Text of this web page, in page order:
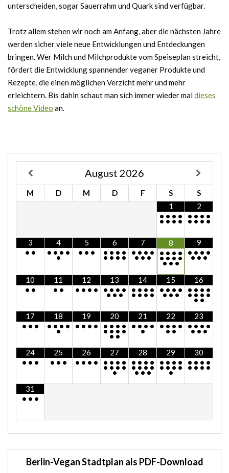
unterscheiden, sogar Sauerrahm und Quark sind verfügbar.
Trotz allem stehen wir noch am Anfang, aber die nächsten Jahre
werden sicher viele neue Entwicklungen und Entdeckungen
bringen. Wer Milch und Milchprodukte vom Speiseplan streicht,
fördert die Entwicklung spannender veganer Produkte und
Rezepte, die einen möglichen Verzicht mehr und mehr
erleichtern. Bis dahin schaut man sich immer wieder maldieses
schöne Video an.
August 2026
M D M D F S
S
1
• • • •
• • • •
2
• • • •
• • • •
3
• •
4
• • • •
•
5
• • •
6
• • • •
• • • •
7
• • • •
•••
8
• • • •
• • • •
•••
9
• • • •
•••
10
• •
11
• •
12
• • • •
13
• • • •
•••
14
• • • •
• • • •
15
• • • •
•••
16
• • • •
• • • •
• •
17
• • •
18
• • • •
•
19
• • • •
20
• • • •
• • • •
• •
21
• • • •
•
22
• • • •
• •
23
• • • •
•••
24
• • •
25
• • •
26
• • • •
27
• • • •
• • • •
•
28
• • • •
• • • •
•••
29
• • • •
• • • •
•
30
• • • •
• • • •
31
• • •
Berlin-Vegan Stadtplan als PDF-Download